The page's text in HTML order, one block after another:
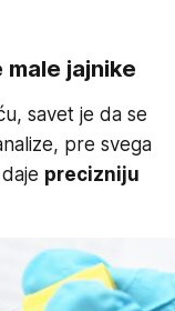
male jajnike
savet je da se
pre svega
precizniju